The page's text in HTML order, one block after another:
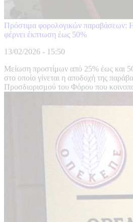
Πρόστιμα φορολογικών παραβάσεων:
φέρνει έκπτωση έως 50%
13/02/2026 - 15:50
Μείωση προστίμων από 25% έως και
στο οποίο γίνεται η αποδοχή της
Προσδιορισμού του Φόρου που